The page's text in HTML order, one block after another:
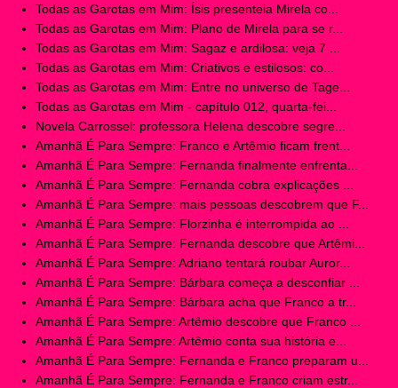
Todas as Garotas em Mim: Ísis presenteia Mirela co...
Todas as Garotas em Mim: Plano de Mirela para se r...
Todas as Garotas em Mim: Sagaz e ardilosa: veja 7 ...
Todas as Garotas em Mim: Criativos e estilosos: co...
Todas as Garotas em Mim: Entre no universo de Tage...
Todas as Garotas em Mim - capítulo 012, quarta-fei...
Novela Carrossel: professora Helena descobre segre...
Amanhã É Para Sempre: Franco e Artêmio ficam frent...
Amanhã É Para Sempre: Fernanda finalmente enfrenta...
Amanhã É Para Sempre: Fernanda cobra explicações ...
Amanhã É Para Sempre: mais pessoas descobrem que F...
Amanhã É Para Sempre: Florzinha é interrompida ao ...
Amanhã É Para Sempre: Fernanda descobre que Artêmi...
Amanhã É Para Sempre: Adriano tentará roubar Auror...
Amanhã É Para Sempre: Bárbara começa a desconfiar ...
Amanhã É Para Sempre: Bárbara acha que Franco a tr...
Amanhã É Para Sempre: Artêmio descobre que Franco ...
Amanhã É Para Sempre: Artêmio conta sua história e...
Amanhã É Para Sempre: Fernanda e Franco preparam u...
Amanhã É Para Sempre: Fernanda e Franco criam estr...